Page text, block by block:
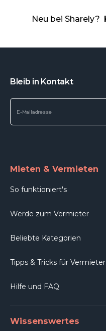
Neu bei Sharely?
Bleib in Kontakt
Mieten & Vermieten
So funktioniert's
Werde zum Vermieter
Beliebte Kategorien
Tipps & Tricks für Vermieter
Hilfe und FAQ
Wissenswertes